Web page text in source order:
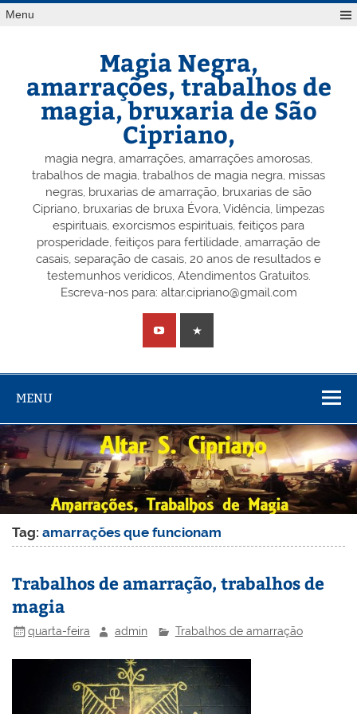
Skip
toMenu
Magia Negra,
amarrações, trabalhos de
magia, bruxaria de São
Cipriano,
magia negra, amarrações, amarrações amorosas,
trabalhos de magia, trabalhos de magia negra, missas
negras, bruxarias de amarração, bruxarias de são
Cipriano, bruxarias de bruxa Évora, Vidência, limpezas
espirituais, exorcismos espirituais, feitiços para
prosperidade, feitiços para fertilidade, amarração de
casais, separação de casais, 20 anos de resultados e
testemunhos verídicos, Atendimentos Gratuitos.
Escreva-nos para: altar.cipriano@gmail.com
MENU
Tag:amarrações que funcionam
Trabalhos de amarração, trabalhos de
magia
quarta-feira admin Trabalhos de amarração